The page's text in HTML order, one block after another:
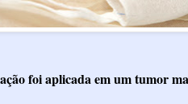
foi aplicada em um tumor